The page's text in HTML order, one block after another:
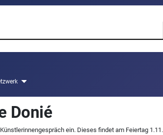
Donié
ein. Dieses findet am Feiertag